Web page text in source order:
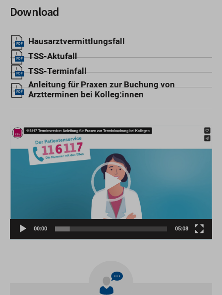
Download
PDF Hausarztvermittlungsfall
PDF TSS-Aktufall
PDF TSS-Terminfall
PDF
Anleitung für Praxen zur Buchung von
Arztterminen bei Kolleg:innen
Video
00:00 05:08